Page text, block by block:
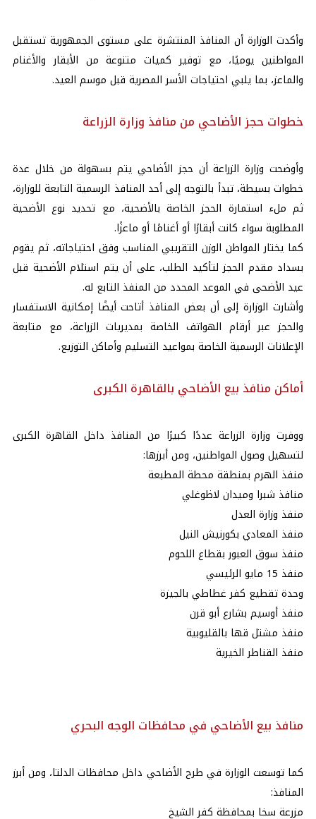
وأكدت الوزارة أن المنافذ المنتشرة على مستوى الجمهورية تستقبل
المواطنين يوميًا، مع توفير كميات متنوعة من الأبقار والأغنام
والماعز، بما يلبي احتياجات الأسر المصرية قبل موسم العيد.
خطوات حجز الأضاحي من منافذ وزارة الزراعة
وأوضحت وزارة الزراعة أن حجز الأضاحي يتم بسهولة من خلال عدة
خطوات بسيطة، تبدأ بالتوجه إلى أحد المنافذ الرسمية التابعة للوزارة،
ثم ملء استمارة الحجز الخاصة بالأضحية، مع تحديد نوع الأضحية
المطلوبة سواء كانت أبقارًا أو أغنامًا أو ماعزًا.
كما يختار المواطن الوزن التقريبي المناسب وفق احتياجاته، ثم يقوم
بسداد مقدم الحجز لتأكيد الطلب، على أن يتم استلام الأضحية قبل
عيد الأضحى في الموعد المحدد من المنفذ التابع له.
وأشارت الوزارة إلى أن بعض المنافذ أتاحت أيضًا إمكانية الاستفسار
والحجز عبر أرقام الهواتف الخاصة بمديريات الزراعة، مع متابعة
الإعلانات الرسمية الخاصة بمواعيد التسليم وأماكن التوزيع.
أماكن منافذ بيع الأضاحي بالقاهرة الكبرى
ووفرت وزارة الزراعة عددًا كبيرًا من المنافذ داخل القاهرة الكبرى
لتسهيل وصول المواطنين، ومن أبرزها:
منفذ الهرم بمنطقة محطة المطبعة
منافذ شبرا وميدان لاظوغلي
منفذ وزارة العدل
منفذ المعادي بكورنيش النيل
منفذ سوق العبور بقطاع اللحوم
منفذ 15 مايو الرئيسي
وحدة تقطيع كفر غطاطي بالجيزة
منفذ أوسيم بشارع أبو قرن
منفذ مشتل قها بالقليوبية
منفذ القناطر الخيرية
منافذ بيع الأضاحي في محافظات الوجه البحري
كما توسعت الوزارة في طرح الأضاحي داخل محافظات الدلتا، ومن أبرز
المنافذ:
مزرعة سخا بمحافظة كفر الشيخ